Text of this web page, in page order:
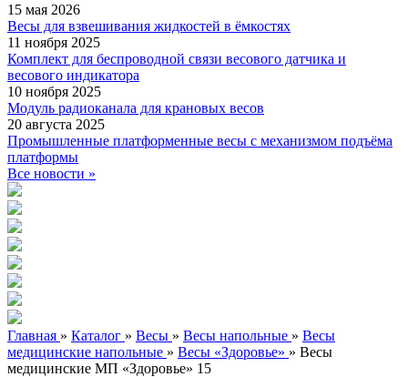
15 мая 2026
Весы для взвешивания жидкостей в ёмкостях
11 ноября 2025
Комплект для беспроводной связи весового датчика и
весового индикатора
10 ноября 2025
Модуль радиоканала для крановых весов
20 августа 2025
Промышленные платформенные весы с механизмом подъёма
платформы
Все новости »
Главная » Каталог » Весы » Весы напольные » Весы
медицинские напольные » Весы «Здоровье» » Весы
медицинские МП «Здоровье» 15